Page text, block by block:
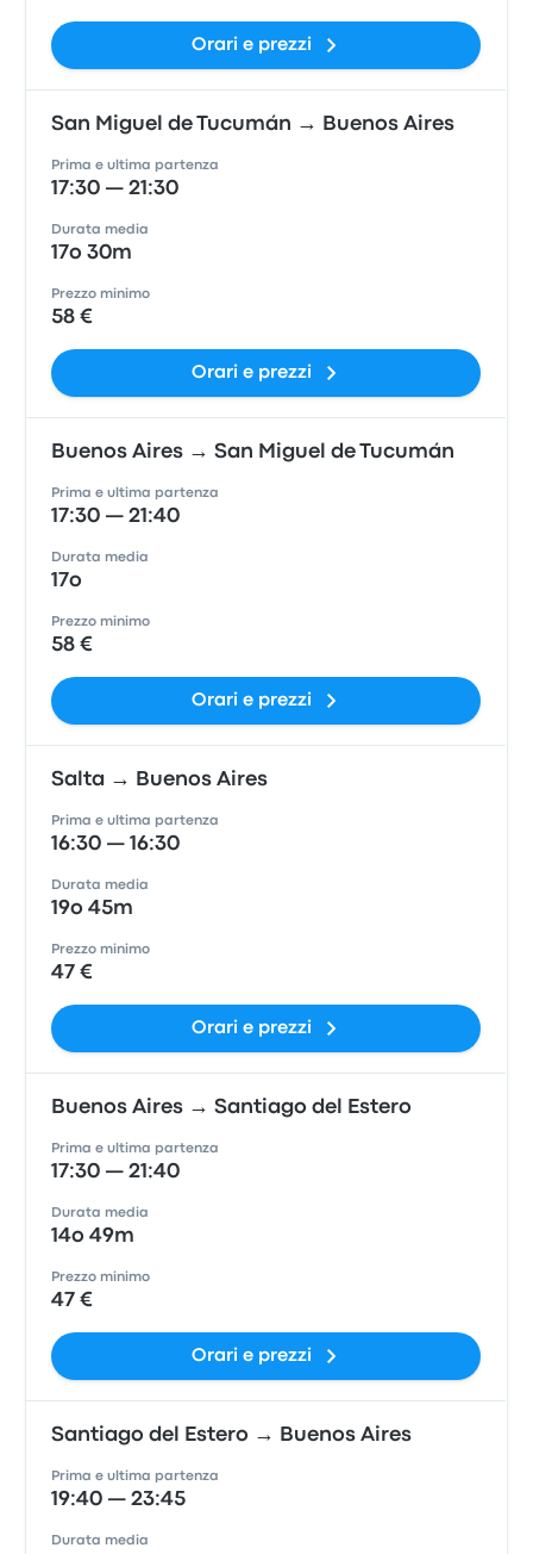
Orari e prezzi
San Miguel de Tucumán → Buenos Aires
Prima e ultima partenza
17:30 — 21:30
Durata media
17o 30m
Prezzo minimo
58 €
Orari e prezzi
Buenos Aires → San Miguel de Tucumán
Prima e ultima partenza
17:30 — 21:40
Durata media
17o
Prezzo minimo
58 €
Orari e prezzi
Salta → Buenos Aires
Prima e ultima partenza
16:30 — 16:30
Durata media
19o 45m
Prezzo minimo
47 €
Orari e prezzi
Buenos Aires → Santiago del Estero
Prima e ultima partenza
17:30 — 21:40
Durata media
14o 49m
Prezzo minimo
47 €
Orari e prezzi
Santiago del Estero → Buenos Aires
Prima e ultima partenza
19:40 — 23:45
Durata media